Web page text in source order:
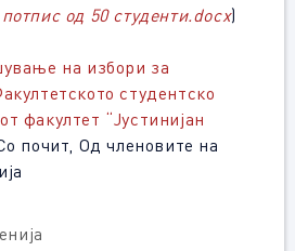
од 50 студенти.docx)
на избори за
студентско
факултет “Јустинијан
почит, Од членовите на